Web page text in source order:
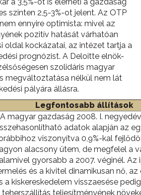
szinten 2,5-3%-ot jelent. Az OTP
ennyire optimista: mivel az
pozitív hatását várhatóan
oldal kockázatai, az intézet tartja a
prognózist. A Deloitte elnök-
szolidáris magyar
megváltoztatása nélkül nem lát
pályára állásra.
Legfontosabb állítások
magyar gazdaság 2008. I.
adatok alapján az
viszonyítva 0,9%-kal
alacsony ütem, de megfelel a
gyorsabb a 2007. véginél. Az
és a kivitel dinamikusan nő, az
a kiskereskedelem visszaesése
teherszállítás teljesítményének